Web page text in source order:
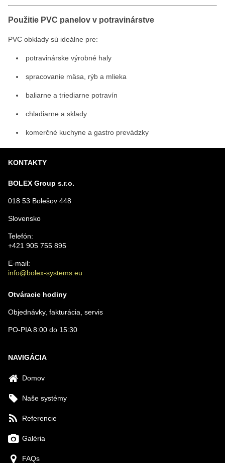
Použitie PVC panelov v potravinárstve
PVC obklady sú ideálne pre:
potravinárske výrobné haly
spracovanie mäsa, rýb a mlieka
baliarne a triediarne potravín
chladiarne a sklady
komerčné kuchyne a gastro prevádzky
KONTAKTY
BOLEX Group s.r.o.
018 53 Bolešov 448
Slovensko
Telefón:
+421 905 755 895
E-mail:
info@bolex-systems.eu
Otváracie hodiny
Objednávky, fakturácia, servis
PO-PIA 8:00 do 15:30
NAVIGÁCIA
Domov
Naše systémy
Referencie
Galéria
FAQs